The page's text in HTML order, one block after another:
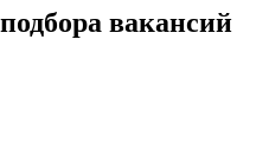
вакансий